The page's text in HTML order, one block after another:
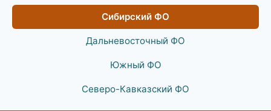
Сибирский ФО
Дальневосточный ФО
Южный ФО
Северо-Кавказский ФО